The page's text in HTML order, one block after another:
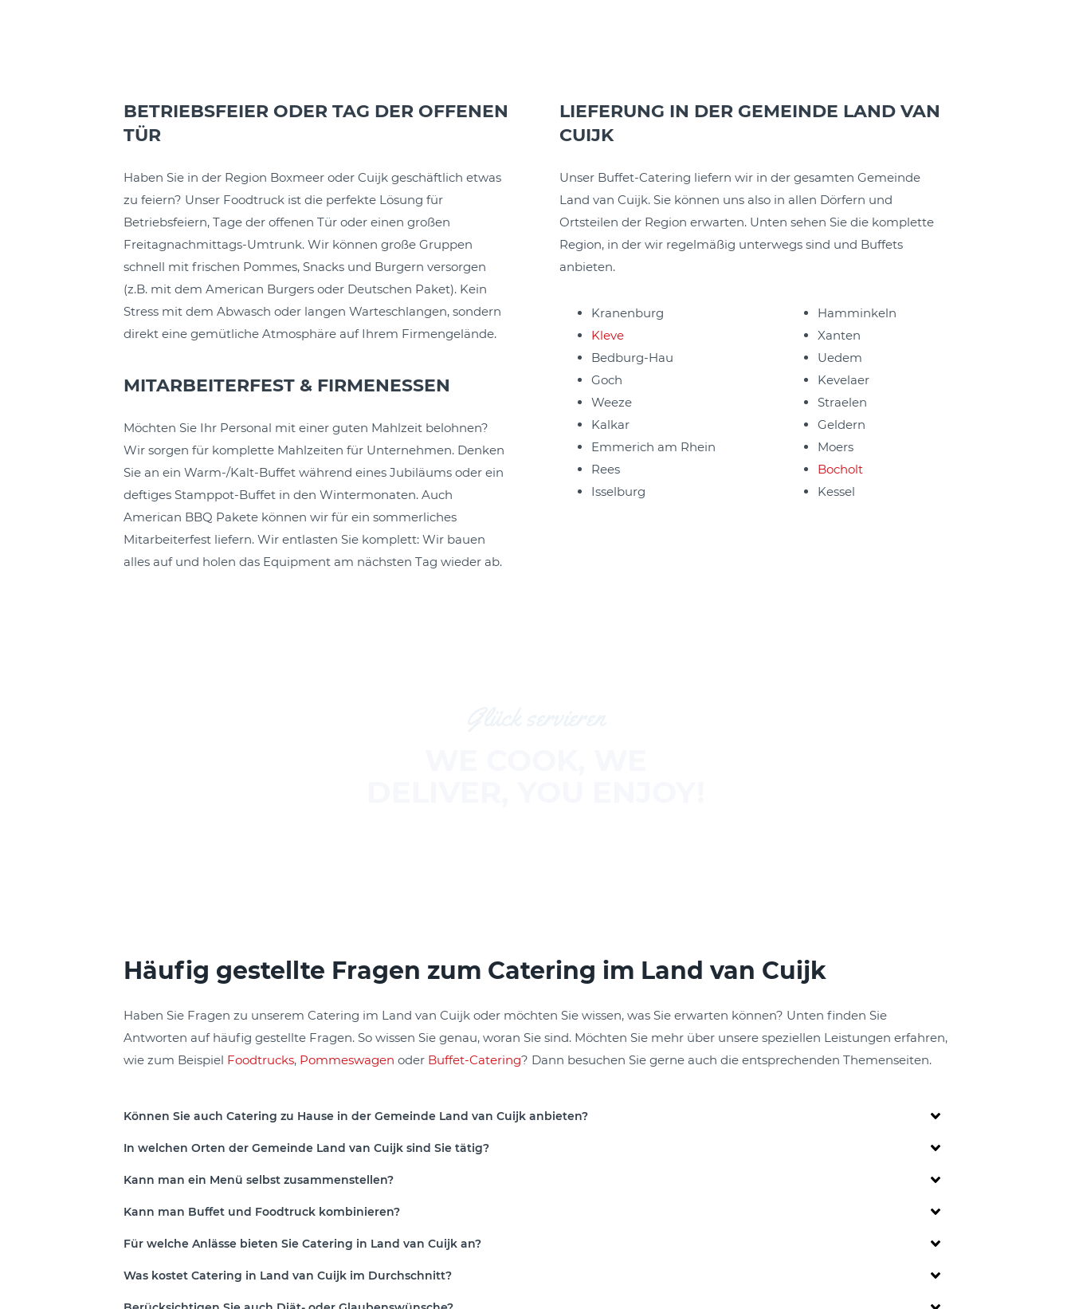
BETRIEBSFEIER ODER TAG DER OFFENEN
TÜR
Haben Sie in der Region Boxmeer oder Cuijk geschäftlich etwas
zu feiern? Unser Foodtruck ist die perfekte Lösung für
Betriebsfeiern, Tage der offenen Tür oder einen großen
Freitagnachmittags-Umtrunk. Wir können große Gruppen
schnell mit frischen Pommes, Snacks und Burgern versorgen
(z.B. mit dem American Burgers oder Deutschen Paket). Kein
Stress mit dem Abwasch oder langen Warteschlangen, sondern
direkt eine gemütliche Atmosphäre auf Ihrem Firmengelände.
MITARBEITERFEST & FIRMENESSEN
Möchten Sie Ihr Personal mit einer guten Mahlzeit belohnen?
Wir sorgen für komplette Mahlzeiten für Unternehmen. Denken
Sie an ein Warm-/Kalt-Buffet während eines Jubiläums oder ein
deftiges Stamppot-Buffet in den Wintermonaten. Auch
American BBQ Pakete können wir für ein sommerliches
Mitarbeiterfest liefern. Wir entlasten Sie komplett: Wir bauen
alles auf und holen das Equipment am nächsten Tag wieder ab.
LIEFERUNG IN DER GEMEINDE LAND VAN
CUIJK
Unser Buffet-Catering liefern wir in der gesamten Gemeinde
Land van Cuijk. Sie können uns also in allen Dörfern und
Ortsteilen der Region erwarten. Unten sehen Sie die komplette
Region, in der wir regelmäßig unterwegs sind und Buffets
anbieten.
Kranenburg
Kleve
Bedburg-Hau
Goch
Weeze
Kalkar
Emmerich am Rhein
Rees
Isselburg
Hamminkeln
Xanten
Uedem
Kevelaer
Straelen
Geldern
Moers
Bocholt
Kessel
Häufig gestellte Fragen zum Catering im Land van Cuijk
Haben Sie Fragen zu unserem Catering im Land van Cuijk oder möchten Sie wissen, was Sie erwarten können? Unten finden Sie
Antworten auf häufig gestellte Fragen. So wissen Sie genau, woran Sie sind. Möchten Sie mehr über unsere speziellen Leistungen erfahren,
wie zum Beispiel Foodtrucks, Pommeswagen oder Buffet-Catering? Dann besuchen Sie gerne auch die entsprechenden Themenseiten.
Können Sie auch Catering zu Hause in der Gemeinde Land van Cuijk anbieten?
In welchen Orten der Gemeinde Land van Cuijk sind Sie tätig?
Kann man ein Menü selbst zusammenstellen?
Kann man Buffet und Foodtruck kombinieren?
Für welche Anlässe bieten Sie Catering in Land van Cuijk an?
Was kostet Catering in Land van Cuijk im Durchschnitt?